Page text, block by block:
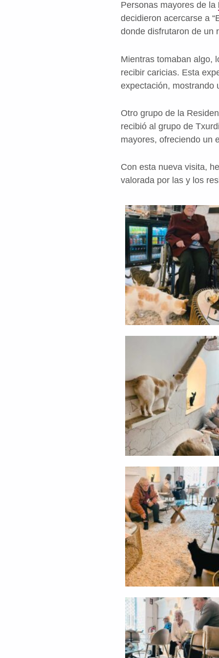
Personas mayores de la
decidieron acercarse a
donde disfrutaron de un
Mientras tomaban algo,
recibir caricias. Esta
expectación, mostrando
Otro grupo de la
recibió al grupo de
mayores, ofreciendo un
Con esta nueva visita,
valorada por las y los